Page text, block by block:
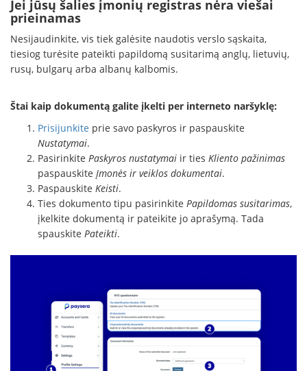
Jei jūsų šalies įmonių registras nėra viešai
prieinamas
Nesijaudinkite, vis tiek galėsite naudotis verslo sąskaita,
tiesiog turėsite pateikti papildomą susitarimą anglų, lietuvių,
rusų, bulgarų arba albanų kalbomis.
Štai kaip dokumentą galite įkelti per interneto naršyklę:
Prisijunkite prie savo paskyros ir paspauskite
Nustatymai.
Pasirinkite Paskyros nustatymai ir ties Kliento pažinimas
paspauskite Įmonės ir veiklos dokumentai.
Paspauskite Keisti.
Ties dokumento tipu pasirinkite Papildomas susitarimas,
įkelkite dokumentą ir pateikite jo aprašymą. Tada
spauskite Pateikti.